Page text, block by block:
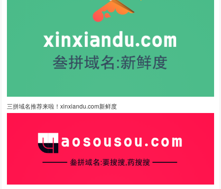
三拼域名推荐来啦！xinxiandu.com新鲜度